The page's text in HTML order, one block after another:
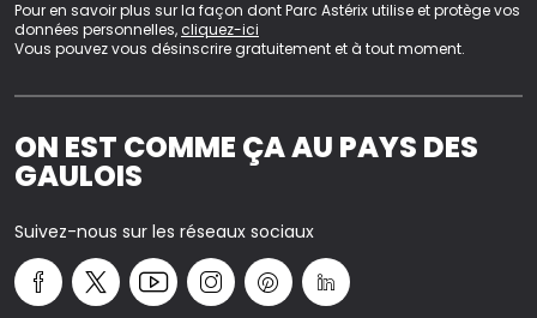
ON EST COMME ÇA AU PAYS DES
GAULOIS
Suivez-nous sur les réseaux sociaux
Pour en savoir plus sur la façon dont Parc Astérix utilise et protège vos
données personnelles,cliquez-ici
Vous pouvez vous désinscrire gratuitement et à tout moment.